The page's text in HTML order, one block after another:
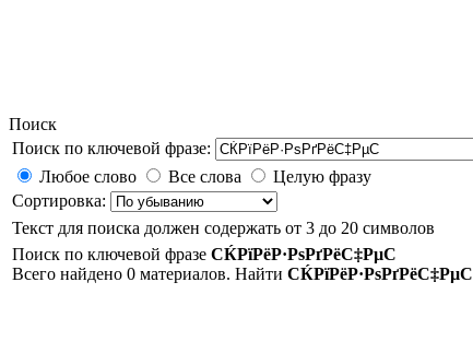
Поиск
Поиск по ключевой фразе:
Любое слово
Все слова
Целую фразу
Сортировка:
Текст для поиска должен содержать от 3 до 20 символов
Поиск по ключевой фразе СЌРїРёР·РѕРґРёС‡РµС
Всего найдено 0 материалов. Найти СЌРїРёР·РѕРґРёС‡РµС